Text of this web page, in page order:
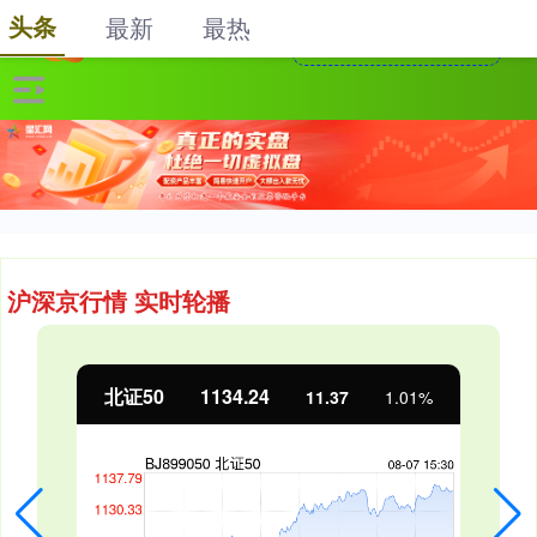
沪深京行情 实时轮播
北证50 1134.24 11.37 1.01%
头条 最新 最热